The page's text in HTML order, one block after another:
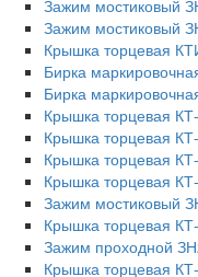
Зажим мостиковый
Зажим мостиковый
Крышка торцевая
Бирка
Бирка
Крышка торцевая
Крышка торцевая
Крышка торцевая
Крышка торцевая
Зажим мостиковый
Крышка торцевая
Зажим проходной
Крышка торцевая